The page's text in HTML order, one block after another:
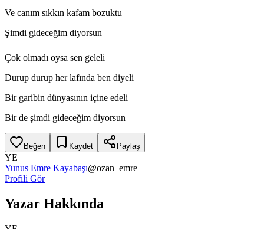
Ve canım sıkkın kafam bozuktu
Şimdi gideceğim diyorsun
Çok olmadı oysa sen geleli
Durup durup her lafında ben diyeli
Bir garibin dünyasının içine edeli
Bir de şimdi gideceğim diyorsun
Beğen Kaydet Paylaş
YE
Yunus Emre Kayabaşı@ozan_emre
Profili Gör
Yazar Hakkında